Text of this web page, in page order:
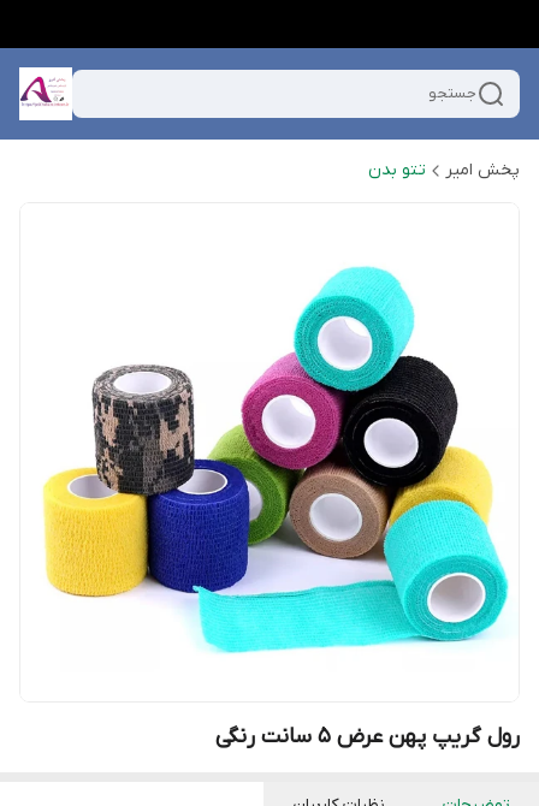
جستجو
پخش امیر تتو بدن
رول گریپ پهن عرض 5 سانت رنگی